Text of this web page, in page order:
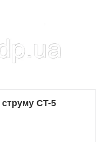
CT-5